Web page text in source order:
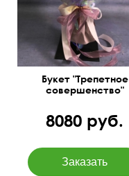
Букет "Трепетное
совершенство"
8080 руб.